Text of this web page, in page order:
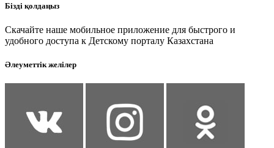
Бізді қолдаңыз
Скачайте наше мобильное приложение для быстрого и
удобного доступа к Детскому порталу Казахстана
Әлеуметтік желілер